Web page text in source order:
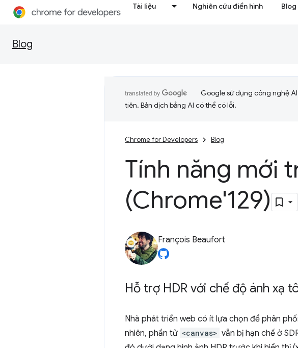
Tài liệu Nghiên cứu điển hình Blog
Blog
Google sử dụng công nghệ
tiên. Bản dịch bằng AI có thể có lỗi.
Chrome for Developers Blog
Tính năng mới
(Chrome'129)
François Beaufort
Hỗ trợ HDR với chế độ ánh xạ
Nhà phát triển web có ít lựa chọn để phân
nhiên, phần tử <canvas> vẫn bị hạn chế ở